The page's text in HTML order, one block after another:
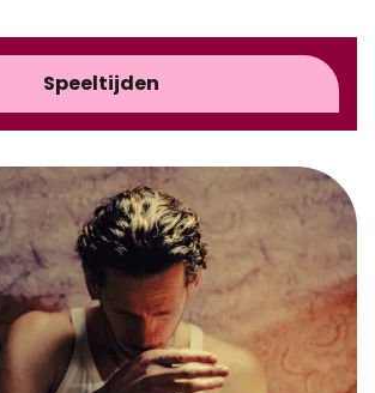
Speeltijden